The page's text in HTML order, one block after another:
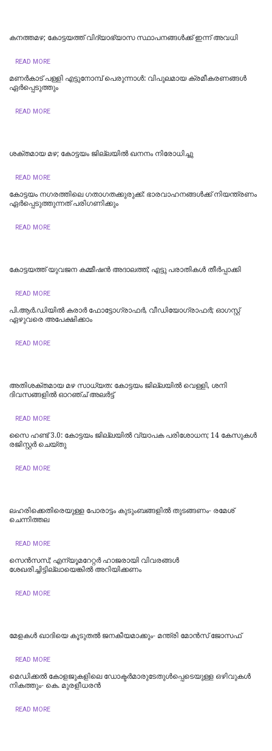
കനത്തമഴ; കോട്ടയത്ത് വിദ്യാഭ്യാസ സ്ഥാപനങ്ങള്‍ക്ക് ഇന്ന് അവധി
READ MORE
മണർകാട് പള്ളി എട്ടുനോമ്പ് പെരുന്നാൾ: വിപുലമായ ക്രമീകരണങ്ങൾ
ഏർപ്പെടുത്തും
READ MORE
ശക്തമായ മഴ; കോട്ടയം ജില്ലയില്‍ ഖനനം നിരോധിച്ചു
READ MORE
കോട്ടയം നഗരത്തിലെ ഗതാഗതക്കുരുക്ക്: ഭാരവാഹനങ്ങൾക്ക് നിയന്ത്രണം
ഏർപ്പെടുത്തുന്നത് പരിഗണിക്കും
READ MORE
കോട്ടയത്ത് യുവജന കമ്മീഷൻ അദാലത്ത്; എട്ടു പരാതികൾ തീർപ്പാക്കി
READ MORE
പി.ആർ.ഡിയിൽ കരാർ ഫോട്ടോഗ്രാഫർ, വീഡിയോഗ്രാഫർ; ഓഗസ്റ്റ്
ഏഴുവരെ അപേക്ഷിക്കാം
READ MORE
അതിശക്തമായ മഴ സാധ്യത: കോട്ടയം ജില്ലയിൽ വെള്ളി, ശനി
ദിവസങ്ങളിൽ ഓറഞ്ച് അലർട്ട്
READ MORE
സൈ ഹണ്ട് 3.0: കോട്ടയം ജില്ലയിൽ വ്യാപക പരിശോധന; 14 കേസുകൾ
രജിസ്റ്റർ ചെയ്തു
READ MORE
ലഹരിക്കെതിരെയുള്ള പോരാട്ടം കുടുംബങ്ങളിൽ തുടങ്ങണം- രമേശ്
ചെന്നിത്തല
READ MORE
സെൻസസ്; എന്യൂമറേറ്റർ ഹാജരായി വിവരങ്ങൾ
ശേഖരിച്ചിട്ടില്ലായെങ്കിൽ അറിയിക്കണം
READ MORE
മേളകൾ ഖാദിയെ കൂടുതൽ ജനകീയമാക്കും- മന്ത്രി മോൻസ് ജോസഫ്
READ MORE
മെഡിക്കല്‍ കോളജുകളിലെ ഡോക്ടര്‍മാരുടേതുള്‍പ്പെടെയുള്ള ഒഴിവുകള്‍
നികത്തും- കെ. മുരളീധരന്‍
READ MORE